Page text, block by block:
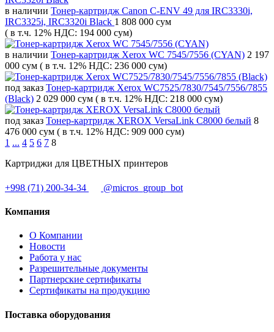
в наличии Тонер-картридж Canon C-ENV 49 для IRC3330i,
IRC3325i, IRC3320i Black 1 808 000 сум
( в т.ч. 12% НДС: 194 000 сум)
в наличии Тонер-картридж Xerox WC 7545/7556 (CYAN) 2 197
000 сум ( в т.ч. 12% НДС: 236 000 сум)
под заказ Тонер-картридж Xerox WC7525/7830/7545/7556/7855
(Black) 2 029 000 сум ( в т.ч. 12% НДС: 218 000 сум)
под заказ Тонер-картридж XEROX VersaLink C8000 белый 8
476 000 сум ( в т.ч. 12% НДС: 909 000 сум)
1 ... 4 5 6 7 8
Картриджи для ЦВЕТНЫХ принтеров
+998 (71) 200-34-34 @micros_group_bot
Компания
О Компании
Новости
Работа у нас
Разрешительные документы
Партнерские сертификаты
Сертификаты на продукцию
Поставка оборудования